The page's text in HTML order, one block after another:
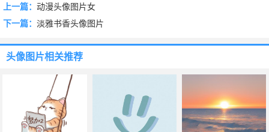
上一篇： 动漫头像图片女
下一篇： 淡雅书香头像图片
头像图片相关推荐